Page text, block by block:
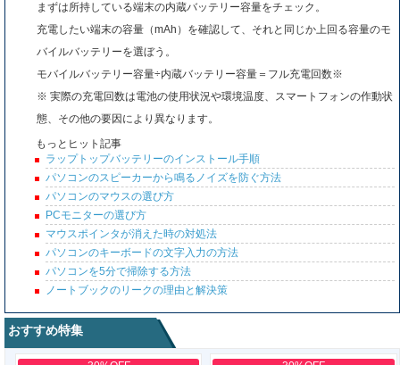
まずは所持している端末の内蔵バッテリー容量をチェック。
充電したい端末の容量（mAh）を確認して、それと同じか上回る容量のモ
バイルバッテリーを選ぼう。
モバイルバッテリー容量÷内蔵バッテリー容量＝フル充電回数※
※ 実際の充電回数は電池の使用状況や環境温度、スマートフォンの作動状
態、その他の要因により異なります。
もっとヒット記事
ラップトップバッテリーのインストール手順
パソコンのスピーカーから鳴るノイズを防ぐ方法
パソコンのマウスの選び方
PCモニターの選び方
マウスポインタが消えた時の対処法
パソコンのキーボードの文字入力の方法
パソコンを5分で掃除する方法
ノートブックのリークの理由と解決策
おすすめ特集